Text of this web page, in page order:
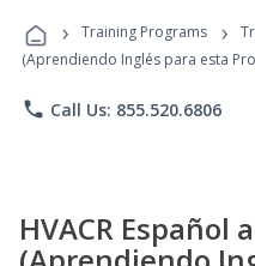
› Training Programs ›
(Aprendiendo Inglés para esta
phone Call Us: 855.520.6806
HVACR Español